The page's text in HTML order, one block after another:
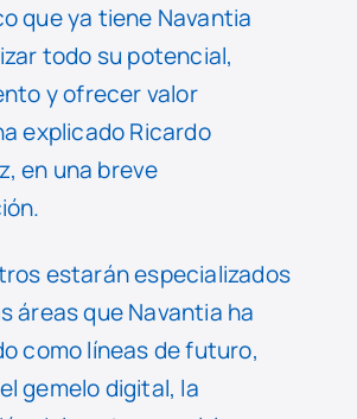
que ya tiene Navantia
todo su potencial,
y ofrecer valor
explicado Ricardo
en una breve
estarán especializados
áreas que Navantia ha
como líneas de futuro,
gemelo digital, la